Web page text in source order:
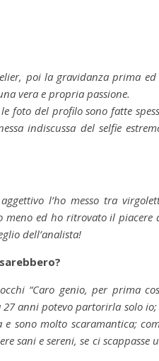
poi la gravidanza prima
vera e propria passione.
foto del profilo sono fatte
indiscussa del selfie
l’ho messo tra
meno ed ho ritrovato il piacere
dell’analista!
“Caro genio, per prima
anni potevo partorirla solo
e sono molto scaramantica;
sani e sereni, se ci scappasse